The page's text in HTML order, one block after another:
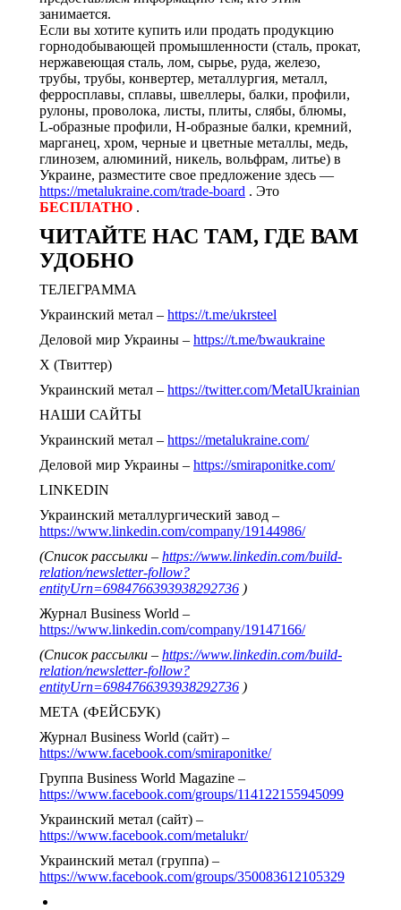
занимается.
Если вы хотите купить или продать продукцию
горнодобывающей промышленности (сталь, прокат,
нержавеющая сталь, лом, сырье, руда, железо,
трубы, трубы, конвертер, металлургия, металл,
ферросплавы, сплавы, швеллеры, балки, профили,
рулоны, проволока, листы, плиты, слябы, блюмы,
L-образные профили, H-образные балки, кремний,
марганец, хром, черные и цветные металлы, медь,
глинозем, алюминий, никель, вольфрам, литье) в
Украине, разместите свое предложение здесь —
https://metalukraine.com/trade-board . Это
БЕСПЛАТНО .
ЧИТАЙТЕ НАС ТАМ, ГДЕ ВАМ
УДОБНО
ТЕЛЕГРАММА
Украинский метал – https://t.me/ukrsteel
Деловой мир Украины – https://t.me/bwaukraine
Х (Твиттер)
Украинский метал – https://twitter.com/MetalUkrainian
НАШИ САЙТЫ
Украинский метал – https://metalukraine.com/
Деловой мир Украины – https://smiraponitke.com/
LINKEDIN
Украинский металлургический завод –
https://www.linkedin.com/company/19144986/
(Список рассылки – https://www.linkedin.com/build-
relation/newsletter-follow?
entityUrn=6984766393938292736 )
Журнал Business World –
https://www.linkedin.com/company/19147166/
(Список рассылки – https://www.linkedin.com/build-
relation/newsletter-follow?
entityUrn=6984766393938292736 )
МЕТА (ФЕЙСБУК)
Журнал Business World (сайт) –
https://www.facebook.com/smiraponitke/
Группа Business World Magazine –
https://www.facebook.com/groups/114122155945099
Украинский метал (сайт) –
https://www.facebook.com/metalukr/
Украинский метал (группа) –
https://www.facebook.com/groups/350083612105329